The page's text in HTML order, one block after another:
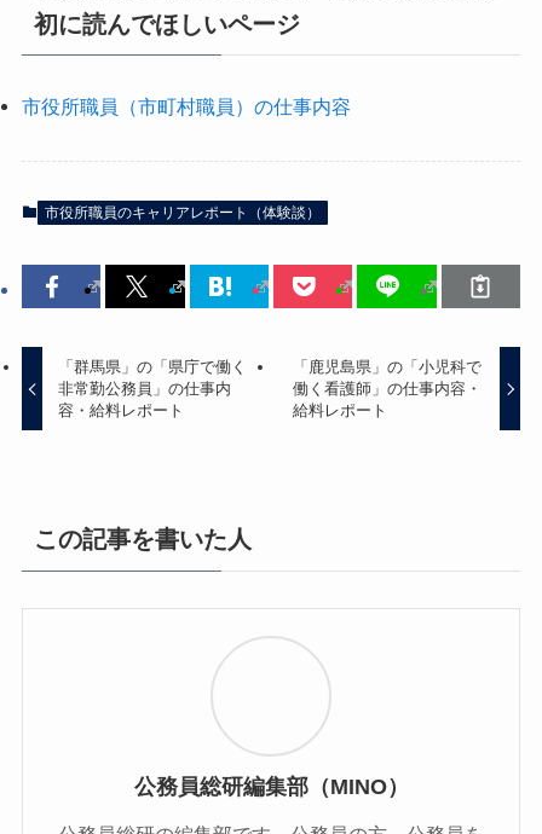
初に読んでほしいページ
市役所職員（市町村職員）の仕事内容
市役所職員のキャリアレポート（体験談）
「群馬県」の「県庁で働く
非常勤公務員」の仕事内
容・給料レポート
「鹿児島県」の「小児科で
働く看護師」の仕事内容・
給料レポート
この記事を書いた人
公務員総研編集部（MINO）